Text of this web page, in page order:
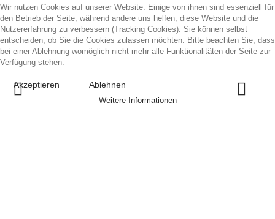
Wir nutzen Cookies auf unserer Website. Einige von ihnen sind essenziell für
den Betrieb der Seite, während andere uns helfen, diese Website und die
Nutzererfahrung zu verbessern (Tracking Cookies). Sie können selbst
entscheiden, ob Sie die Cookies zulassen möchten. Bitte beachten Sie, dass
bei einer Ablehnung womöglich nicht mehr alle Funktionalitäten der Seite zur
Verfügung stehen.
Akzeptieren Ablehnen
Weitere Informationen